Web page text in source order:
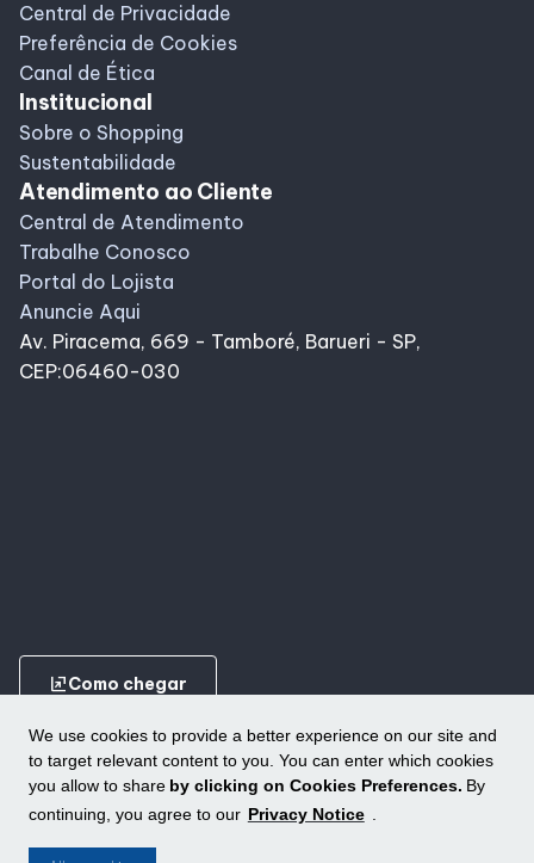
We use cookies to provide a better experience on our site and
to target relevant content to you. You can enter which cookies
you allow to share by clicking on Cookies Preferences. By
continuing, you agree to our Privacy Notice .
Central de Privacidade
Preferência de Cookies
Canal de Ética
Institucional
Sobre o Shopping
Sustentabilidade
Atendimento ao Cliente
Central de Atendimento
Trabalhe Conosco
Portal do Lojista
Anuncie Aqui
Av. Piracema, 669 - Tamboré, Barueri - SP,
CEP:06460-030
ungroupComo chegar